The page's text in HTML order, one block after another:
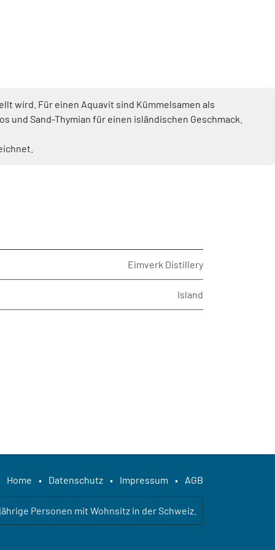
wird. Für einen Aquavit sind Kümmelsamen als
Sand-Thymian für einen isländischen Geschmack.
Eimverk Distillery
Island
Home • Datenschutz • Impressum • AGB
Personen mit Wohnsitz in der Schweiz.